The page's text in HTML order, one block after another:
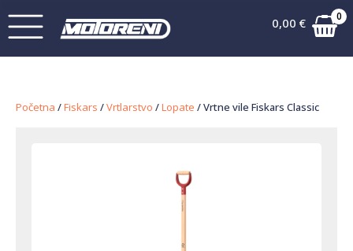
0,00 € 0
Početna /Fiskars /Vrtlarstvo /Lopate / Vrtne vile Fiskars Classic